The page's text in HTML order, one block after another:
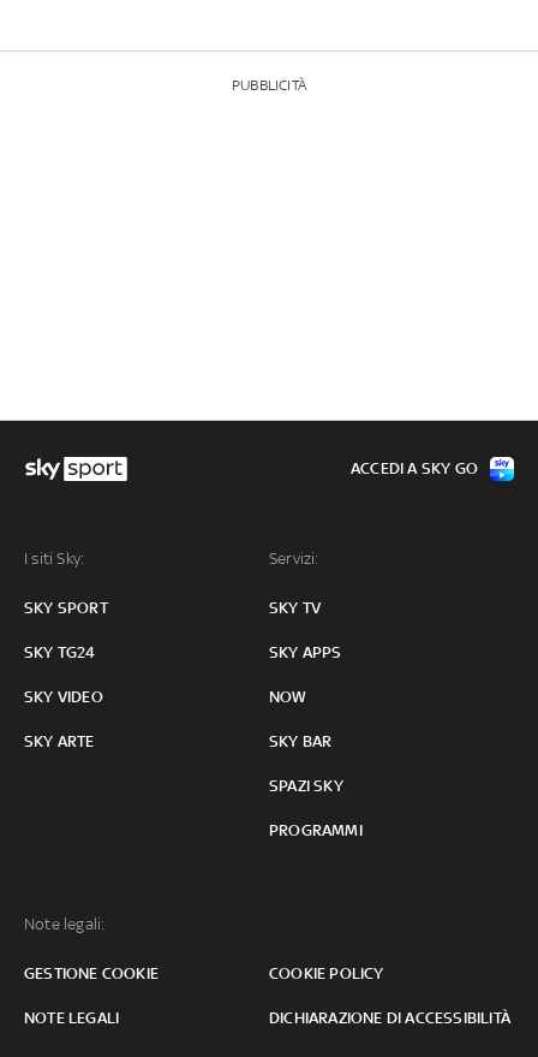
PUBBLICITÀ
I siti Sky:
SKY SPORT
SKY TG24
SKY VIDEO
SKY ARTE
Servizi:
SKY TV
SKY APPS
NOW
SKY BAR
SPAZI SKY
PROGRAMMI
Note legali:
GESTIONE COOKIE COOKIE POLICY
NOTE LEGALI DICHIARAZIONE DI ACCESSIBILITÀ
ACCEDI A SKY GO